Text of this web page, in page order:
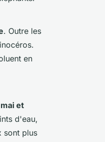
. Outre les
en
mai et
d'eau,
sont plus